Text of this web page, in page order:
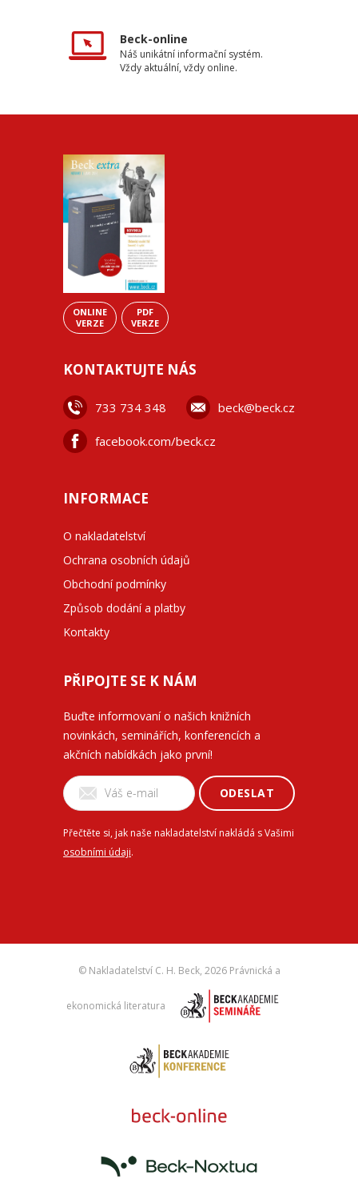
Beck-online
Náš unikátní informační systém.
Vždy aktuální, vždy online.
ONLINE
VERZE
PDF
VERZE
KONTAKTUJTE NÁS
733 734 348 beck@beck.cz
facebook.com/beck.cz
INFORMACE
O nakladatelství
Ochrana osobních údajů
Obchodní podmínky
Způsob dodání a platby
Kontakty
PŘIPOJTE SE K NÁM
Buďte informovaní o našich knižních
novinkách, seminářích, konferencích a
akčních nabídkách jako první!
ODESLAT
Přečtěte si, jak naše nakladatelství nakládá s Vašimi
osobními údaji.
© Nakladatelství C. H. Beck, 2026 Právnická a
ekonomická literatura